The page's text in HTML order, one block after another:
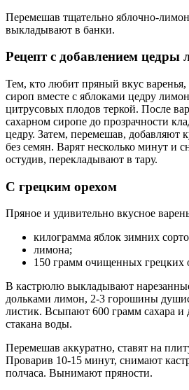
Перемешав тщательно яблочно-
выкладывают в банки.
Рецепт с добавлением цедры
Тем, кто любит пряный вкус варенья,
сироп вместе с яблоками цедру
цитрусовых плодов теркой. После
сахарном сиропе до прозрачности
цедру. Затем, перемешав, добавляют
без семян. Варят несколько минут и
остудив, перекладывают в тару.
С грецким орехом
Пряное и удивительно вкусное
килограмма яблок зимних
лимона;
150 грамм очищенных грецких
В кастрюлю выкладывают
дольками лимон, 2-3 горошины
листик. Всыпают 600 грамм сахара
стакана воды.
Перемешав аккуратно, ставят на
Проварив 10-15 минут, снимают
полчаса. Вынимают пряности.